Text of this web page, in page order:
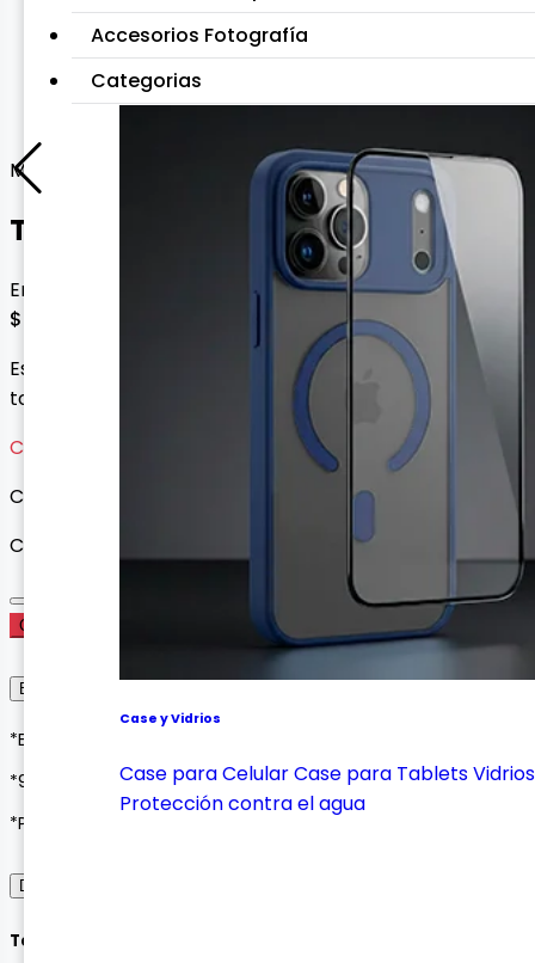
Accesorios Fotografía
Categorias
Case y Vidrios
Case para CelularCase para TabletsVidrios
Protección contra el agua
Mouse y Teclados
Teclado con Tank Pad Español
Envío gratis con esta oferta
$ 90.000
Escribe y navega con mayor comodidad gracias a su
touchpad integrado y distribución en español.
Cargando variantes...
Cargando variantes disponibles...
Cantidad
Comprar Ahora
Envío, Entrega y Garantía
*Envíos a todo Colombia*
*90 días de garantía*
*Pagos seguros con Wompi o contraentrega*
Descripción del Producto
Teclado + Tank Pad en Español